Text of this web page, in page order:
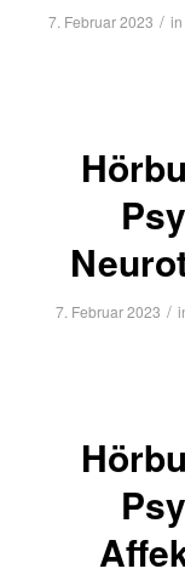
7. Februar 2023 / in
7. Februar 2023 /